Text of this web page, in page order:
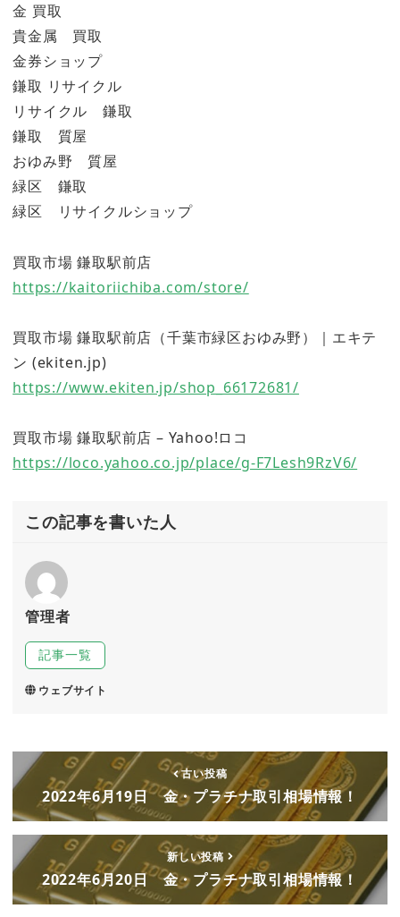
金 買取
貴金属 買取
金券ショップ
鎌取 リサイクル
リサイクル 鎌取
鎌取 質屋
おゆみ野 質屋
緑区 鎌取
緑区 リサイクルショップ
買取市場 鎌取駅前店
https://kaitoriichiba.com/store/
買取市場 鎌取駅前店（千葉市緑区おゆみ野）｜エキテ
ン (ekiten.jp)
https://www.ekiten.jp/shop_66172681/
買取市場 鎌取駅前店 – Yahoo!ロコ
https://loco.yahoo.co.jp/place/g-F7Lesh9RzV6/
この記事を書いた人
管理者
記事一覧
ウェブサイト
古い投稿
2022年6月19日 金・プラチナ取引相場情報！
新しい投稿
2022年6月20日 金・プラチナ取引相場情報！